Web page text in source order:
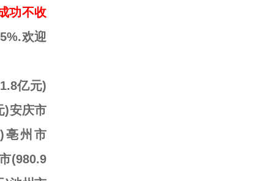
功不收
欢迎
亿元)
)安庆市
亳州市
(980.9